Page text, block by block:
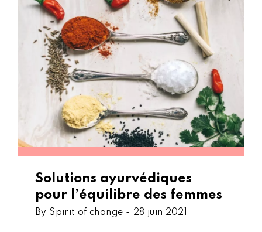
Solutions ayurvédiques
pour l’équilibre des femmes
By Spirit of change - 28 juin 2021